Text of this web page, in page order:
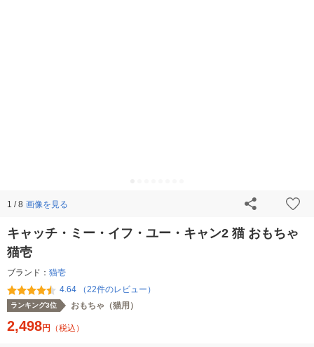
1 / 8 画像を見る
キャッチ・ミー・イフ・ユー・キャン2 猫 おもちゃ
猫壱
ブランド： 猫壱
4.64 （22件のレビュー）
ランキング3位 おもちゃ（猫用）
2,498円 （税込）